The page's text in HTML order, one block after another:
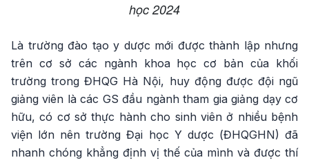
học 2024
Là trường đào tạo y dược mới được thành lập nhưng
trên cơ sở các ngành khoa học cơ bản của khối
trường trong ĐHQG Hà Nội, huy động được đội ngũ
giảng viên là các GS đầu ngành tham gia giảng dạy cơ
hữu, có cơ sở thực hành cho sinh viên ở nhiều bệnh
viện lớn nên trường Đại học Y dược (ĐHQGHN) đã
nhanh chóng khẳng định vị thế của mình và được thí